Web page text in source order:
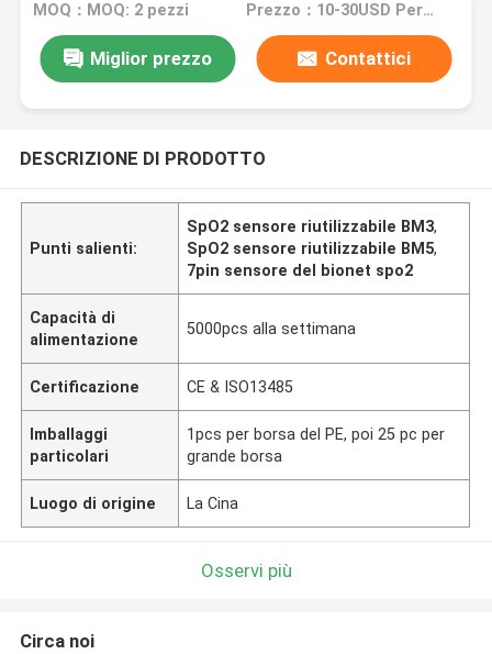
MOQ：MOQ: 2 pezzi Prezzo：10-30USD Per pcs
Miglior prezzo Contattici
DESCRIZIONE DI PRODOTTO
Punti salienti:
SpO2 sensore riutilizzabile BM3,
SpO2 sensore riutilizzabile BM5,
7pin sensore del bionet spo2
Capacità di
alimentazione
5000pcs alla settimana
Certificazione CE & ISO13485
Imballaggi
particolari
1pcs per borsa del PE, poi 25 pc per
grande borsa
Luogo di origine La Cina
Osservi più
Circa noi